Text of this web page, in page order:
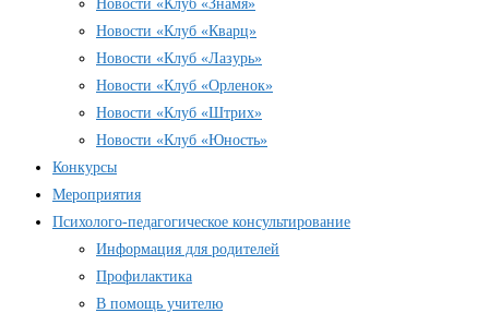
Новости «Клуб «Знамя»
Новости «Клуб «Кварц»
Новости «Клуб «Лазурь»
Новости «Клуб «Орленок»
Новости «Клуб «Штрих»
Новости «Клуб «Юность»
Конкурсы
Мероприятия
Психолого-педагогическое консультирование
Информация для родителей
Профилактика
В помощь учителю